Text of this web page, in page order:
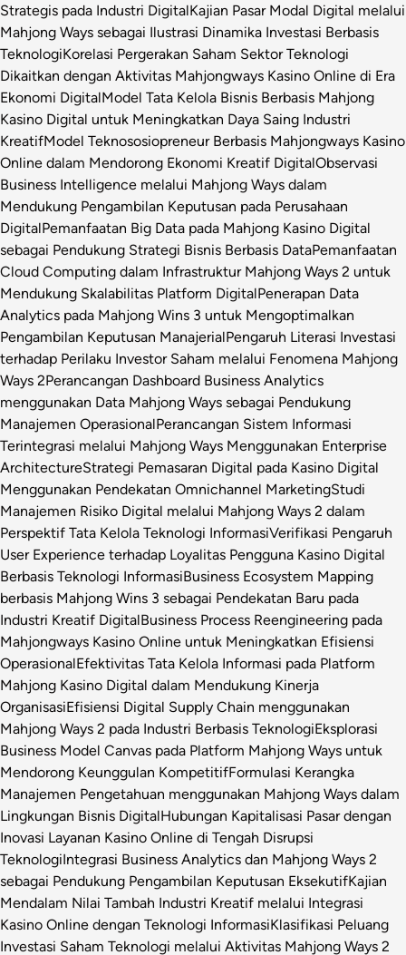
Strategis pada Industri DigitalKajian Pasar Modal Digital melalui
Mahjong Ways sebagai Ilustrasi Dinamika Investasi Berbasis
TeknologiKorelasi Pergerakan Saham Sektor Teknologi
Dikaitkan dengan Aktivitas Mahjongways Kasino Online di Era
Ekonomi DigitalModel Tata Kelola Bisnis Berbasis Mahjong
Kasino Digital untuk Meningkatkan Daya Saing Industri
KreatifModel Teknososiopreneur Berbasis Mahjongways Kasino
Online dalam Mendorong Ekonomi Kreatif DigitalObservasi
Business Intelligence melalui Mahjong Ways dalam
Mendukung Pengambilan Keputusan pada Perusahaan
DigitalPemanfaatan Big Data pada Mahjong Kasino Digital
sebagai Pendukung Strategi Bisnis Berbasis DataPemanfaatan
Cloud Computing dalam Infrastruktur Mahjong Ways 2 untuk
Mendukung Skalabilitas Platform DigitalPenerapan Data
Analytics pada Mahjong Wins 3 untuk Mengoptimalkan
Pengambilan Keputusan ManajerialPengaruh Literasi Investasi
terhadap Perilaku Investor Saham melalui Fenomena Mahjong
Ways 2Perancangan Dashboard Business Analytics
menggunakan Data Mahjong Ways sebagai Pendukung
Manajemen OperasionalPerancangan Sistem Informasi
Terintegrasi melalui Mahjong Ways Menggunakan Enterprise
ArchitectureStrategi Pemasaran Digital pada Kasino Digital
Menggunakan Pendekatan Omnichannel MarketingStudi
Manajemen Risiko Digital melalui Mahjong Ways 2 dalam
Perspektif Tata Kelola Teknologi InformasiVerifikasi Pengaruh
User Experience terhadap Loyalitas Pengguna Kasino Digital
Berbasis Teknologi InformasiBusiness Ecosystem Mapping
berbasis Mahjong Wins 3 sebagai Pendekatan Baru pada
Industri Kreatif DigitalBusiness Process Reengineering pada
Mahjongways Kasino Online untuk Meningkatkan Efisiensi
OperasionalEfektivitas Tata Kelola Informasi pada Platform
Mahjong Kasino Digital dalam Mendukung Kinerja
OrganisasiEfisiensi Digital Supply Chain menggunakan
Mahjong Ways 2 pada Industri Berbasis TeknologiEksplorasi
Business Model Canvas pada Platform Mahjong Ways untuk
Mendorong Keunggulan KompetitifFormulasi Kerangka
Manajemen Pengetahuan menggunakan Mahjong Ways dalam
Lingkungan Bisnis DigitalHubungan Kapitalisasi Pasar dengan
Inovasi Layanan Kasino Online di Tengah Disrupsi
TeknologiIntegrasi Business Analytics dan Mahjong Ways 2
sebagai Pendukung Pengambilan Keputusan EksekutifKajian
Mendalam Nilai Tambah Industri Kreatif melalui Integrasi
Kasino Online dengan Teknologi InformasiKlasifikasi Peluang
Investasi Saham Teknologi melalui Aktivitas Mahjong Ways 2